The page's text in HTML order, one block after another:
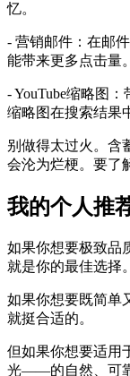
忆。
- 营销邮件：在邮
能带来更多点击量。
- YouTube缩略图
缩略图在搜索结果
别做得太过火。含
会沦为烂梗。要了
我的个人推
如果你想要极致品
就是你的最佳选择。
如果你想要既简单
就挺合适的。
但如果你想要适
光——的自然、可